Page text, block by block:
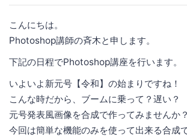
こんにちは。
Photoshop講師の斉木と申します。
下記の日程でPhotoshop講座を行います。
いよいよ新元号【令和】の始まりですね！
こんな時だから、ブームに乗って？遅い？
元号発表風画像を合成で作ってみませんか？
今回は簡単な機能のみを使って出来る合成で